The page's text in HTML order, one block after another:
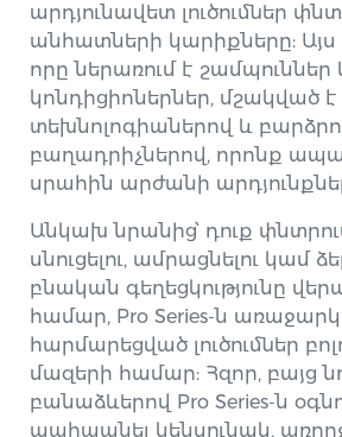
արդյունավետ լուծումներ
անհատների կարիքները:
որը ներառում է շամպուններ
կոնդիցիոներներ, մշակված
տեխնոլոգիաներով և
բաղադրիչներով, որոնք
սրահին արժանի
Անկախ նրանից՝ դուք
սնուցելու, ամրացնելու կամ
բնական գեղեցկությունը
համար, Pro Series-ն
հարմարեցված լուծումներ
մազերի համար: Հզոր, բայց
բանաձևերով Pro Series-ն
պահպանել կենսունակ,